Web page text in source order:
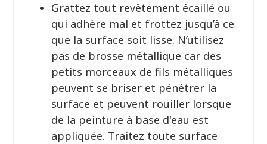
Grattez tout revêtement écaillé ou
qui adhère mal et frottez jusqu’à ce
que la surface soit lisse. N’utilisez
pas de brosse métallique car des
petits morceaux de fils métalliques
peuvent se briser et pénétrer la
surface et peuvent rouiller lorsque
de la peinture à base d'eau est
appliquée. Traitez toute surface